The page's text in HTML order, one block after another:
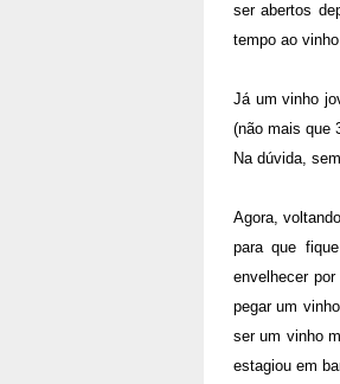
ser abertos
tempo ao
Já um vinho
(não mais que
Na dúvida,
Agora,
para que
envelhecer
pegar um
ser um vinho
estagiou em